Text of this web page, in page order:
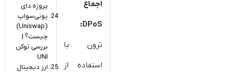
اجماع
DPoS:
ترون با
استفاده از
پروژه دای
یونی‌سواپ
(Uniswap)
چیست؟ |
بررسی توکن
UNI
ارز دیجیتال